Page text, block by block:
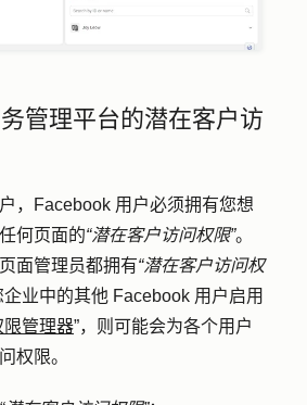
管理平台的潜在客户访
，Facebook 用户必须拥有您想
何页面的“潜在客户访问权限”。
面管理员都拥有“潜在客户访问权
企业中的其他 Facebook 用户启用
限管理器”，则可能会为各个用户
权限。